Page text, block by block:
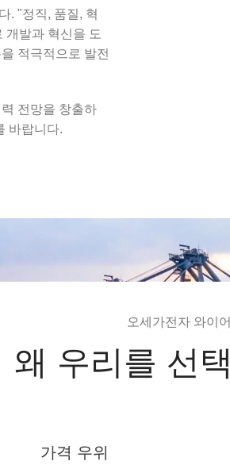
. "정직, 품질, 혁
개발과 혁신을 도
적극적으로 발전
전망을 창출하
바랍니다.
오세가전자 와이
왜 우리를 선
가격 우위